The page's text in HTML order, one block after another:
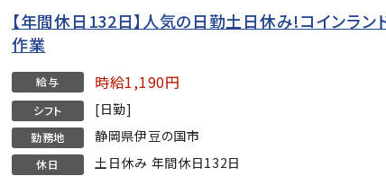
【年間休日132日】人気の日勤土日休み!コインラン
作業
給与 時給1,190円
シフト [日勤]
勤務地 静岡県伊豆の国市
休日 土日休み 年間休日132日